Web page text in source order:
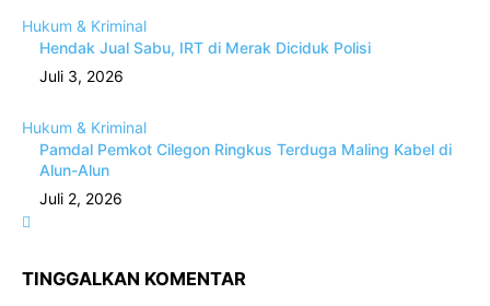
Hukum & Kriminal
Hendak Jual Sabu, IRT di Merak Diciduk Polisi
Juli 3, 2026
Hukum & Kriminal
Pamdal Pemkot Cilegon Ringkus Terduga Maling Kabel di
Alun-Alun
Juli 2, 2026
TINGGALKAN KOMENTAR